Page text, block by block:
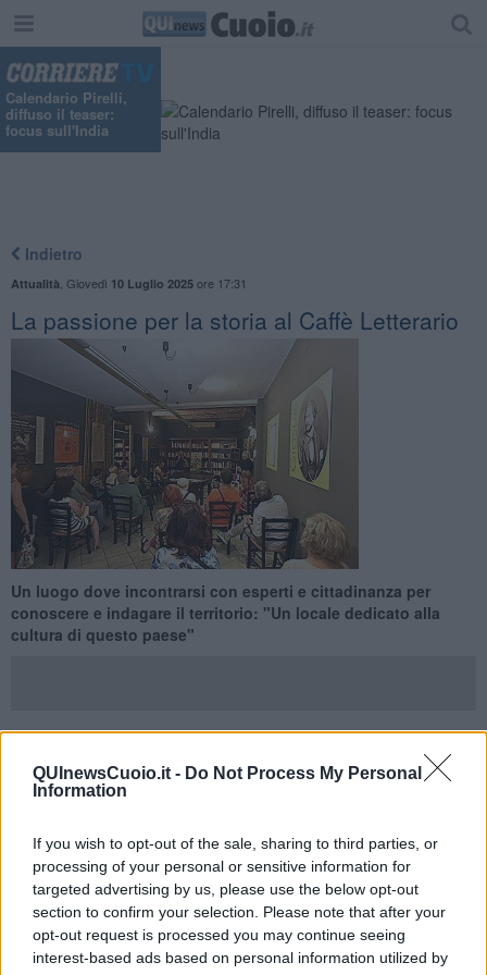
QUInewsCuoio.it - Do Not Process My Personal
Information
If you wish to opt-out of the sale, sharing to third parties, or
processing of your personal or sensitive information for
targeted advertising by us, please use the below opt-out
section to confirm your selection. Please note that after your
opt-out request is processed you may continue seeing
interest-based ads based on personal information utilized by
Calendario Pirelli,
diffuso il teaser:
focus sull'India
Indietro
Attualità Giovedì 10 Luglio 2025ore 17:31
La passione per la storia al Caffè Letterario
Un luogo dove incontrarsi con esperti e cittadinanza per
conoscere e indagare il territorio: "Un locale dedicato alla
cultura di questo paese"
SANTA MARIA A MONTE —E’ stata inaugurata la nuova sede di
Storie Locali, in piazza della Vittoria a Santa Maria a Monte:
serata è stata allietata dal prof. Flavio Fiori, cantautore che ha
eseguito brani del suo repertorio.
Gli interventi del presidente Paolo Buti, che ha sottolineato questo
spazio libero e aperto a tutte le generazioni interessate alla storia e
alle tradizioni di Santa Maria a Monte e dintorni. Poi la volta della
Proff. Agata Guerrazzi la quale ha tracciato il periodo della famiglia